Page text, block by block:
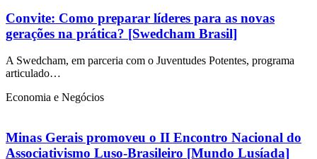
Convite: Como preparar líderes para as novas
gerações na prática? [Swedcham Brasil]
A Swedcham, em parceria com o Juventudes Potentes, programa
articulado…
Economia e Negócios
Minas Gerais promoveu o II Encontro Nacional do
Associativismo Luso-Brasileiro [Mundo Lusíada]